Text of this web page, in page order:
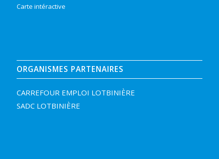
Carte intéractive
ORGANISMES PARTENAIRES
CARREFOUR EMPLOI LOTBINIÈRE
SADC LOTBINIÈRE